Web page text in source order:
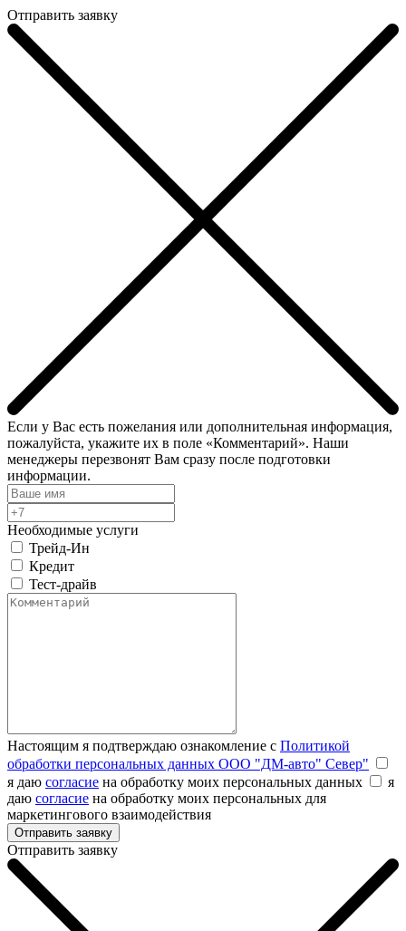
Отправить заявку
Если у Вас есть пожелания или дополнительная информация,
пожалуйста, укажите их в поле «Комментарий». Наши
менеджеры перезвонят Вам сразу после подготовки
информации.
Необходимые услуги
Трейд-Ин
Кредит
Тест-драйв
Настоящим я подтверждаю ознакомление с Политикой
обработки персональных данных ООО "ДМ-авто" Север"
я даю согласие на обработку моих персональных данных
я
даю согласие на обработку моих персональных для
маркетингового взаимодействия
Отправить заявку